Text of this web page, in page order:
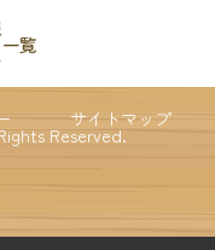
覧
サイトマップ
Reserved.